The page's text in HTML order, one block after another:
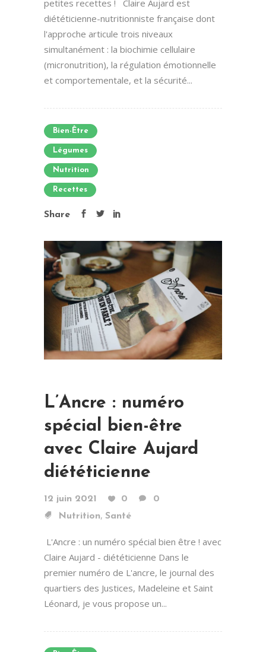
petites recettes ! Claire Aujard est
diététicienne-nutritionniste française dont
l'approche articule trois niveaux
simultanément : la biochimie cellulaire
(micronutrition), la régulation émotionnelle
et comportementale, et la sécurité...
Bien-Être
Légumes
Nutrition
Recettes
Share
L’Ancre : numéro
spécial bien-être
avec Claire Aujard
diététicienne
12 juin 2021 0
0
Nutrition, Santé
L'Ancre : un numéro spécial bien être ! avec
Claire Aujard - diététicienne Dans le
premier numéro de L'ancre, le journal des
quartiers des Justices, Madeleine et Saint
Léonard, je vous propose un...